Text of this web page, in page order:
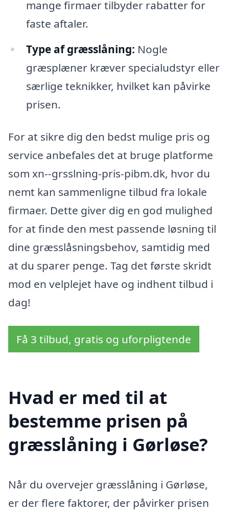
mange firmaer tilbyder rabatter for
faste aftaler.
Type af græsslåning: Nogle
græsplæner kræver specialudstyr eller
særlige teknikker, hvilket kan påvirke
prisen.
For at sikre dig den bedst mulige pris og
service anbefales det at bruge platforme
som xn--grsslning-pris-pibm.dk, hvor du
nemt kan sammenligne tilbud fra lokale
firmaer. Dette giver dig en god mulighed
for at finde den mest passende løsning til
dine græsslåsningsbehov, samtidig med
at du sparer penge. Tag det første skridt
mod en velplejet have og indhent tilbud i
dag!
Få 3 tilbud, gratis og uforpligtende
Hvad er med til at
bestemme prisen på
græsslåning i Gørløse?
Når du overvejer græsslåning i Gørløse,
er der flere faktorer, der påvirker prisen